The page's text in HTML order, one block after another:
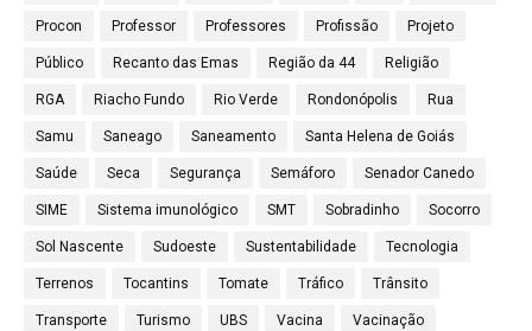
Procon Professor Professores Profissão Projeto
Público Recanto das Emas Região da 44 Religião
RGA Riacho Fundo Rio Verde Rondonópolis Rua
Samu Saneago Saneamento Santa Helena de Goiás
Saúde Seca Segurança Semáforo Senador Canedo
SIME Sistema imunológico SMT Sobradinho Socorro
Sol Nascente Sudoeste Sustentabilidade Tecnologia
Terrenos Tocantins Tomate Tráfico Trânsito
Transporte Turismo UBS Vacina Vacinação